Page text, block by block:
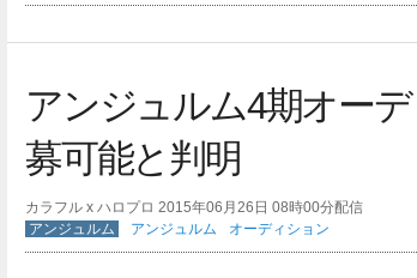
アンジュルム4期オー
募可能と判明
カラフル x ハロプロ 2015年06月26日 08時00分配信
アンジュルム
アンジュルム オーディション